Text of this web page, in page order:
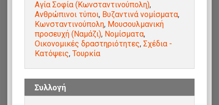
Αγία Σοφία (Κωνσταντινούπολη),
Ανθρώπινοι τύποι, Βυζαντινά νομίσματα,
Κωνσταντινούπολη, Μουσουλμανική
προσευχή (Ναμάζι), Νομίσματα,
Οικονομικές δραστηριότητες, Σχέδια -
Κατόψεις, Τουρκία
Συλλογή